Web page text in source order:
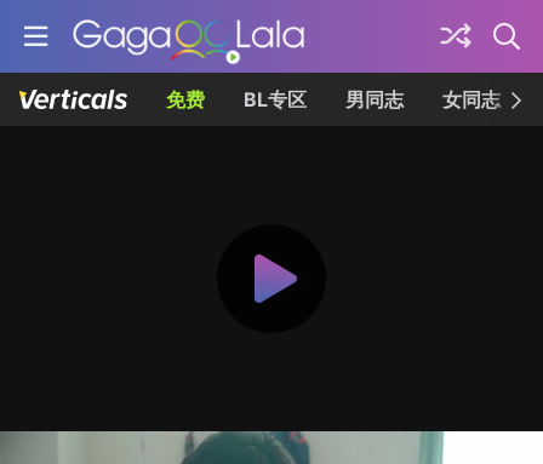
免费 BL专区 男同志 女同志